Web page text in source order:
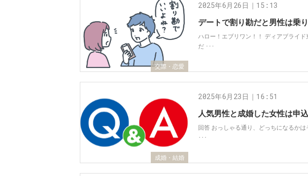
交際・恋愛
デートで割り勘だと男性は乗
2025年6月26日｜15:13
ハロー！エブリワン！！ ディアブライ
だ ･･･
成婚・結婚
人気男性と成婚した女性は申
2025年6月23日｜16:51
回答 おっしゃる通り、どっちになるか
･･･